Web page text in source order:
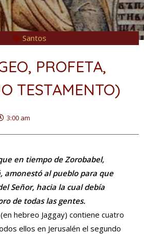
Santos
PROFETA,
TESTAMENTO)
3:00 am
en tiempo de Zorobabel,
amonestó al pueblo para que
Señor, hacia la cual debía
de todas las gentes.
hebreo Jaggay) contiene cuatro
ellos en Jerusalén el segundo